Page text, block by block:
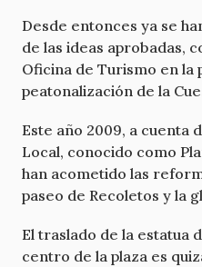
Desde entonces ya se
de las ideas aprobadas,
Oficina de Turismo en la
peatonalización de la
Este año 2009, a cuenta
Local, conocido como
han acometido las
paseo de Recoletos y la
El traslado de la estatua
centro de la plaza es